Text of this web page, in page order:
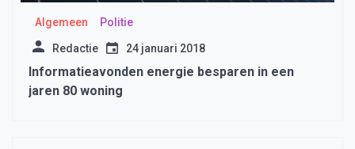
Algemeen Politie
Redactie 24 januari 2018
Informatieavonden energie besparen in een
jaren 80 woning